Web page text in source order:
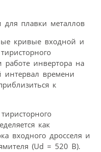
кривые входной и
работе инвертора на
интервал времени
к
как
входного дросселя и
(Ud = 520 В).